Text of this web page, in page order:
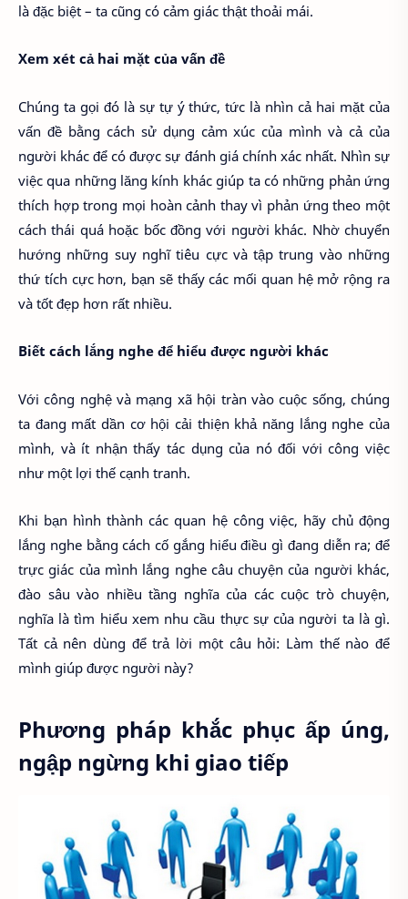
là đặc biệt – ta cũng có cảm giác thật thoải mái.
Xem xét cả hai mặt của vấn đề
Chúng ta gọi đó là sự tự ý thức, tức là nhìn cả hai mặt của
vấn đề bằng cách sử dụng cảm xúc của mình và cả của
người khác để có được sự đánh giá chính xác nhất. Nhìn sự
việc qua những lăng kính khác giúp ta có những phản ứng
thích hợp trong mọi hoàn cảnh thay vì phản ứng theo một
cách thái quá hoặc bốc đồng với người khác. Nhờ chuyển
hướng những suy nghĩ tiêu cực và tập trung vào những
thứ tích cực hơn, bạn sẽ thấy các mối quan hệ mở rộng ra
và tốt đẹp hơn rất nhiều.
Biết cách lắng nghe để hiểu được người khác
Với công nghệ và mạng xã hội tràn vào cuộc sống, chúng
ta đang mất dần cơ hội cải thiện khả năng lắng nghe của
mình, và ít nhận thấy tác dụng của nó đối với công việc
như một lợi thế cạnh tranh.
Khi bạn hình thành các quan hệ công việc, hãy chủ động
lắng nghe bằng cách cố gắng hiểu điều gì đang diễn ra; để
trực giác của mình lắng nghe câu chuyện của người khác,
đào sâu vào nhiều tầng nghĩa của các cuộc trò chuyện,
nghĩa là tìm hiểu xem nhu cầu thực sự của người ta là gì.
Tất cả nên dùng để trả lời một câu hỏi: Làm thế nào để
mình giúp được người này?
Phương pháp khắc phục ấp úng,
ngập ngừng khi giao tiếp